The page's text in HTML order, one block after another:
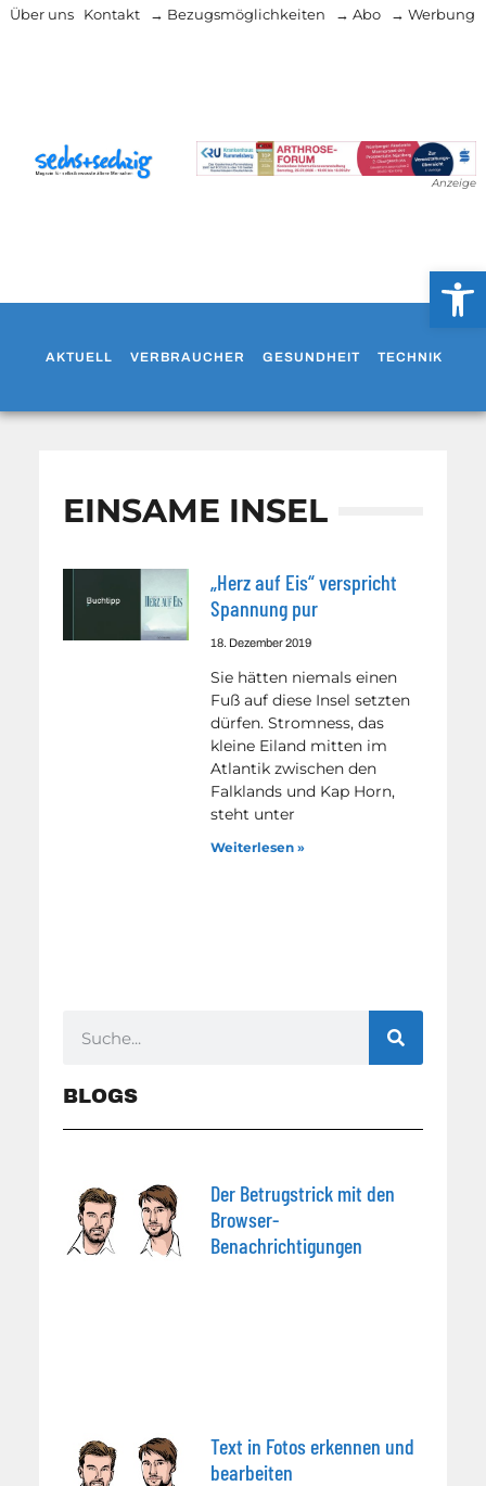
Über uns Kontakt → Bezugsmöglichkeiten → Abo → Werbung
Anzeige
AKTUELL VERBRAUCHER GESUNDHEIT TECHNIK
EINSAME INSEL
„Herz auf Eis“ verspricht
Spannung pur
18. Dezember 2019
Sie hätten niemals einen
Fuß auf diese Insel setzten
dürfen. Stromness, das
kleine Eiland mitten im
Atlantik zwischen den
Falklands und Kap Horn,
steht unter
Weiterlesen »
BLOGS
Der Betrugstrick mit den
Browser-
Benachrichtigungen
Text in Fotos erkennen und
bearbeiten